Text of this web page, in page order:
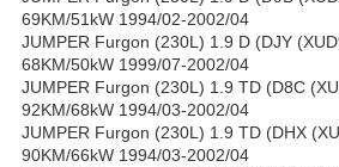
69KM/51kW 1994/02-2002/04
JUMPER Furgon (230L) 1.9 D (DJY
68KM/50kW 1999/07-2002/04
JUMPER Furgon (230L) 1.9 TD (D8C
92KM/68kW 1994/03-2002/04
JUMPER Furgon (230L) 1.9 TD (DHX
90KM/66kW 1994/03-2002/04